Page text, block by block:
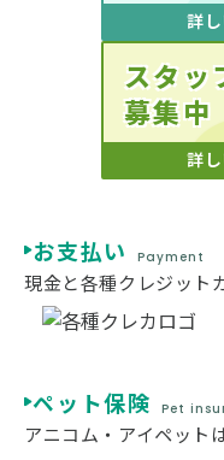
詳
スタッ
募集中
詳
お支払い Payment
現金と各種クレジット
ペット保険 Pet
アニコム・アイペット